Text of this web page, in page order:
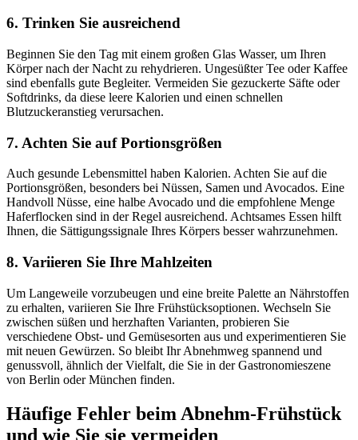
6. Trinken Sie ausreichend
Beginnen Sie den Tag mit einem großen Glas Wasser, um Ihren
Körper nach der Nacht zu rehydrieren. Ungesüßter Tee oder Kaffee
sind ebenfalls gute Begleiter. Vermeiden Sie gezuckerte Säfte oder
Softdrinks, da diese leere Kalorien und einen schnellen
Blutzuckeranstieg verursachen.
7. Achten Sie auf Portionsgrößen
Auch gesunde Lebensmittel haben Kalorien. Achten Sie auf die
Portionsgrößen, besonders bei Nüssen, Samen und Avocados. Eine
Handvoll Nüsse, eine halbe Avocado und die empfohlene Menge
Haferflocken sind in der Regel ausreichend. Achtsames Essen hilft
Ihnen, die Sättigungssignale Ihres Körpers besser wahrzunehmen.
8. Variieren Sie Ihre Mahlzeiten
Um Langeweile vorzubeugen und eine breite Palette an Nährstoffen
zu erhalten, variieren Sie Ihre Frühstücksoptionen. Wechseln Sie
zwischen süßen und herzhaften Varianten, probieren Sie
verschiedene Obst- und Gemüsesorten aus und experimentieren Sie
mit neuen Gewürzen. So bleibt Ihr Abnehmweg spannend und
genussvoll, ähnlich der Vielfalt, die Sie in der Gastronomieszene
von Berlin oder München finden.
Häufige Fehler beim Abnehm-Frühstück
und wie Sie sie vermeiden